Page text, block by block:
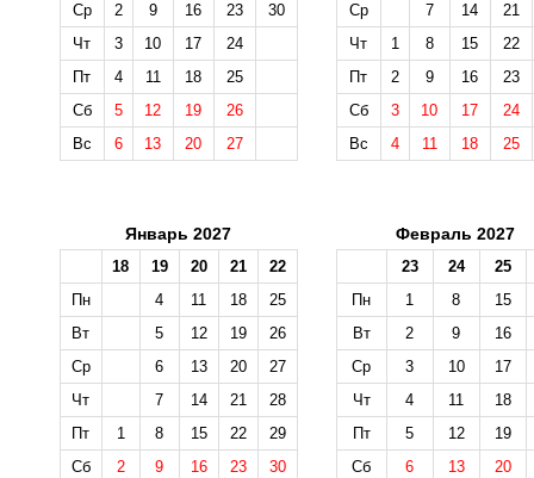
Ср
2 9 16 23
30
Чт
3 10 17
24
Пт
4 11 18
25
Сб
5 12 19
26
Вс
6 13 20 27
Ср
7 14
21
Чт
1 8 15
22
Пт
2 9 16
23
Сб
3 10 17
24
Вс
4 11 18 25
Январь 2027
18 19 20 21
22
Пн
4 11 18
25
Вт
5 12 19
26
Ср
6 13 20
27
Чт
7 14 21
28
Пт
1 8 15 22
29
Сб
2 9 16 23
30
Февраль 2027
23 24
25
Пн
1 8
15
Вт
2 9
16
Ср
3 10
17
Чт
4 11
18
Пт
5 12
19
Сб
6 13
20